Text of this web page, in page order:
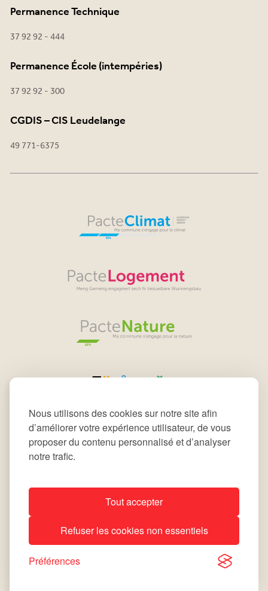
Nous utilisons des cookies sur notre site afin
d’améliorer votre expérience utilisateur, de vous
proposer du contenu personnalisé et d’analyser
notre trafic.
Tout accepter
Refuser les cookies non essentiels
Préférences
Permanence Technique
37 92 92 - 444
Permanence École (intempéries)
37 92 92 - 300
CGDIS – CIS Leudelange
49 771-6375
All rights reserved © 2026 Commune de Leudelange